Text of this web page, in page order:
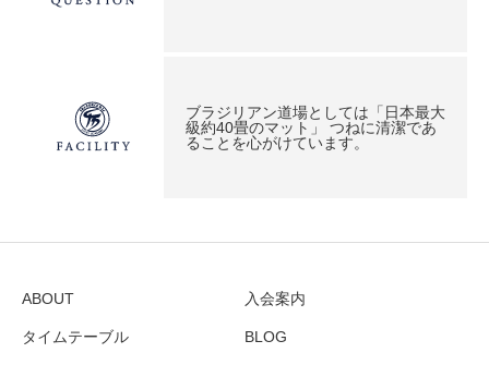
ブラジリアン道場としては「日本最大
級約40畳のマット」 つねに清潔であ
ることを心がけています。
ABOUT 入会案内
タイムテーブル BLOG